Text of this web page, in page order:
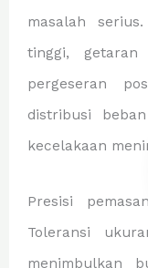
masalah
tinggi, getaran
pergeseran
distribusi
kecelakaan
Presisi
Toleransi
menimbulkan